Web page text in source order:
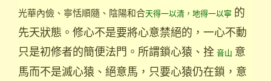
光華內儉、寧恬順隨、陰陽和合天得一以清，地得一以寧 的
先天狀態。修心不是要將心意禁絕的，一心不動
只是初修者的簡便法門。所謂鎖心猿、拴 音山 意
馬而不是滅心猿、絕意馬，只要心猿仍在鎖，意